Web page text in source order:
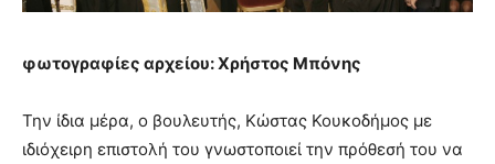
φωτογραφίες αρχείου: Χρήστος Μπόνης
Την ίδια μέρα, ο βουλευτής, Κώστας Κουκοδήμος με
ιδιόχειρη επιστολή του γνωστοποιεί την πρόθεσή του να